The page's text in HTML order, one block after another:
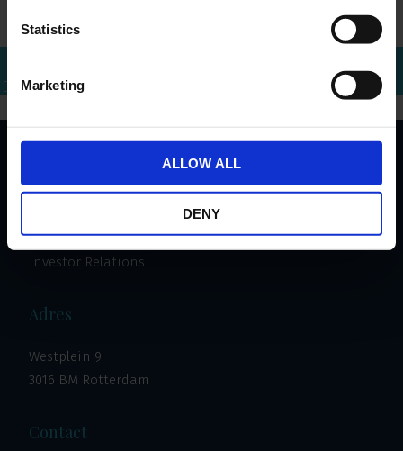
Statistics
Marketing
ALLOW ALL
DENY
Download brochure Bel mij terug
Vastgoed
Investor Relations
Adres
Westplein 9
3016 BM Rotterdam
Contact